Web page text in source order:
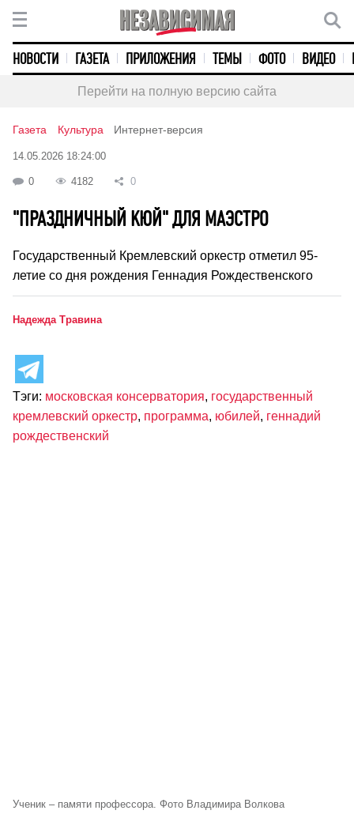
НОВОСТИ ГАЗЕТА ПРИЛОЖЕНИЯ ТЕМЫ ФОТО ВИДЕО
Перейти на полную версию сайта
Газета Культура Интернет-версия
14.05.2026 18:24:00
0 4182 0
"ПРАЗДНИЧНЫЙ КЮЙ" ДЛЯ МАЭСТРО
Государственный Кремлевский оркестр отметил 95-
летие со дня рождения Геннадия Рождественского
Надежда Травина
Тэги: московская консерватория, государственный
кремлевский оркестр, программа, юбилей, геннадий
рождественский
Ученик – памяти профессора. Фото Владимира Волкова